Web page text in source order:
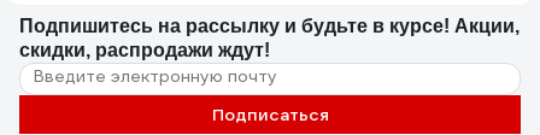
Подпишитесь на рассылку и будьте в курсе! Акции,
скидки, распродажи ждут!
Подписаться